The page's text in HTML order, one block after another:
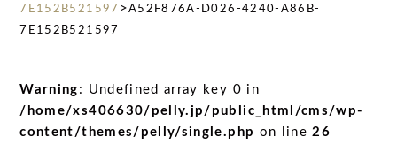
7E152B521597 >A52F876A-D026-4240-A86B-
7E152B521597
Warning : Undefined array key 0 in
/home/xs406630/pelly.jp/public_html/cms/wp-
content/themes/pelly/single.php on line26